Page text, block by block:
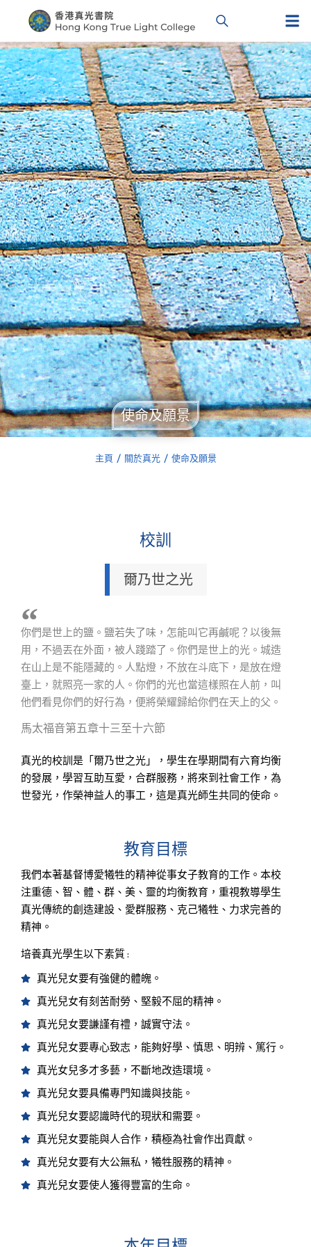
使命及願景
主頁 關於真光 使命及願景
校訓
爾乃世之光
你們是世上的鹽。鹽若失了味，怎能叫它再鹹呢？以後無
用，不過丟在外面，被人踐踏了。你們是世上的光。城造
在山上是不能隱藏的。人點燈，不放在斗底下，是放在燈
臺上，就照亮一家的人。你們的光也當這樣照在人前，叫
他們看見你們的好行為，便將榮耀歸給你們在天上的父。
馬太福音第五章十三至十六節
真光的校訓是「爾乃世之光」，學生在學期間有六育均衡
的發展，學習互助互愛，合群服務，將來到社會工作，為
世發光，作榮神益人的事工，這是真光師生共同的使命。
教育目標
我們本著基督博愛犧牲的精神從事女子教育的工作。本校
注重德、智、體、群、美、靈的均衡教育，重視教導學生
真光傳統的創造建設、愛群服務、克己犧牲、力求完善的
精神。
培養真光學生以下素質 :
真光兒女要有強健的體魄。
真光兒女有刻苦耐勞、堅毅不屈的精神。
真光兒女要謙謹有禮，誠實守法。
真光兒女要專心致志，能夠好學、慎思、明辨、篤行。
真光女兒多才多藝，不斷地改造環境。
真光兒女要具備專門知識與技能。
真光兒女要認識時代的現狀和需要。
真光兒女要能與人合作，積極為社會作出貢獻。
真光兒女要有大公無私，犧牲服務的精神。
真光兒女要使人獲得豐富的生命。